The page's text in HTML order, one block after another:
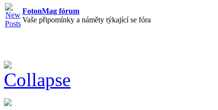
FotonMag fórum
Vaše připomínky a náměty týkající se fóra